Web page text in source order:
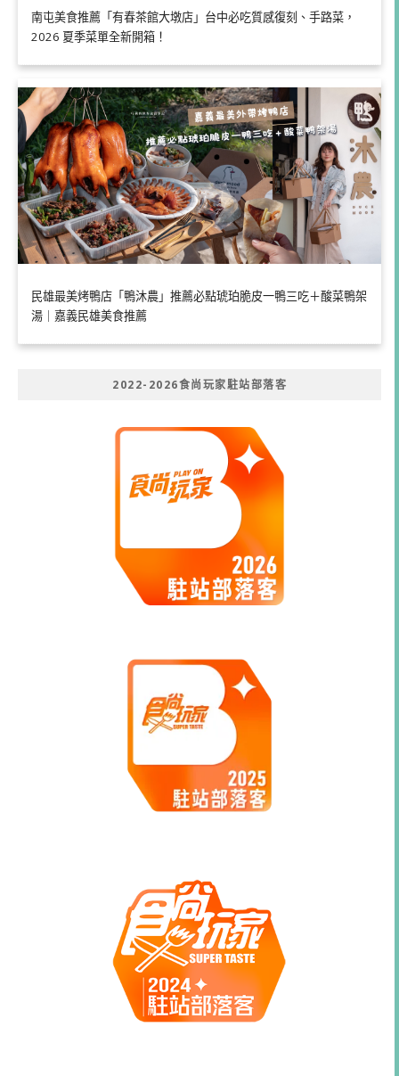
南屯美食推薦「有春茶館大墩店」台中必吃質感復刻、手路菜，
2026 夏季菜單全新開箱！
民雄最美烤鴨店「鴨沐農」推薦必點琥珀脆皮一鴨三吃＋酸菜鴨架
湯｜嘉義民雄美食推薦
2022-2026食尚玩家駐站部落客